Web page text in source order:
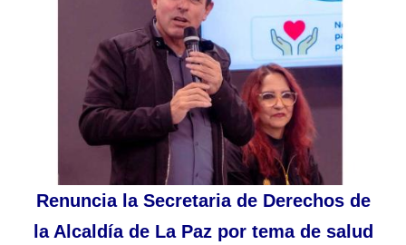
Renuncia la Secretaria de Derechos de
la Alcaldía de La Paz por tema de salud